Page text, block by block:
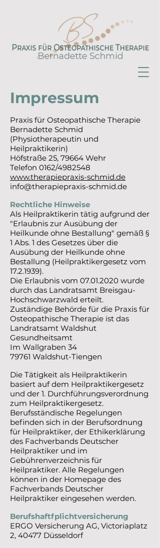
Impressum
Praxis für Osteopathische Therapie
Bernadette Schmid
(Physiotherapeutin und
Heilpraktikerin)
Höfstraße 25, 79664 Wehr
Telefon 0162/4982548
www.therapiepraxis-schmid.de
info@therapiepraxis-schmid.de
Rechtliche Hinweise
Als Heilpraktikerin tätig aufgrund der
"Erlaubnis zur Ausübung der
Heilkunde ohne Bestallung" gemäß §
1 Abs. 1 des Gesetzes über die
Ausübung der Heilkunde ohne
Bestallung (Heilpraktikergesetz vom
17.2.1939).
Die Erlaubnis vom 07.01.2020 wurde
durch das Landratsamt Breisgau-
Hochschwarzwald erteilt.
Zuständige Behörde für die Praxis für
Osteopathische Therapie ist das
Landratsamt Waldshut
Gesundheitsamt
Im Wallgraben 34
79761 Waldshut-Tiengen
Die Tätigkeit als Heilpraktikerin
basiert auf dem Heilpraktikergesetz
und der 1. Durchführungsverordnung
zum Heilpraktikergesetz.
Berufsständische Regelungen
befinden sich in der Berufsordnung
für Heilpraktiker, der Ethikerklärung
des Fachverbands Deutscher
Heilpraktiker und im
Gebührenverzeichnis für
Heilpraktiker. Alle Regelungen
können in der Homepage des
Fachverbands Deutscher
Heilpraktiker eingesehen werden.
Berufshaftfplichtversicherung
ERGO Versicherung AG, Victoriaplatz
2, 40477 Düsseldorf